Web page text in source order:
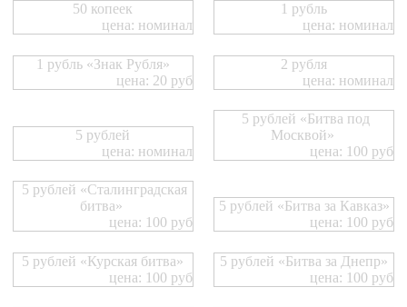
50 копеек
цена: номинал
1 рубль
цена: номинал
1 рубль «Знак Рубля»
цена: 20 руб
2 рубля
цена: номинал
5 рублей
цена: номинал
5 рублей «Битва под
Москвой»
цена: 100 руб
5 рублей «Сталинградская
битва»
цена: 100 руб
5 рублей «Битва за Кавказ»
цена: 100 руб
5 рублей «Курская битва»
цена: 100 руб
5 рублей «Битва за Днепр»
цена: 100 руб